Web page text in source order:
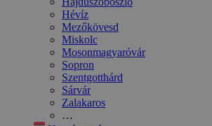
Hévíz
Mezőkövesd
Miskolc
Mosonmagyaróvár
Sopron
Szentgotthárd
Sárvár
Zalakaros
…